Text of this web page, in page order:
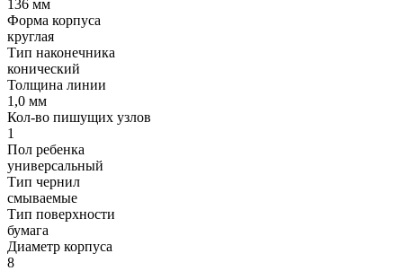
136 мм
Форма корпуса
круглая
Тип наконечника
конический
Толщина линии
1,0 мм
Кол-во пишущих узлов
1
Пол ребенка
универсальный
Тип чернил
смываемые
Тип поверхности
бумага
Диаметр корпуса
8